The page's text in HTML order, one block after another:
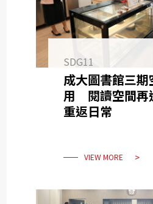
SDG11
成大圖書館三
用 閱讀空間
重返日常
VIEW MORE